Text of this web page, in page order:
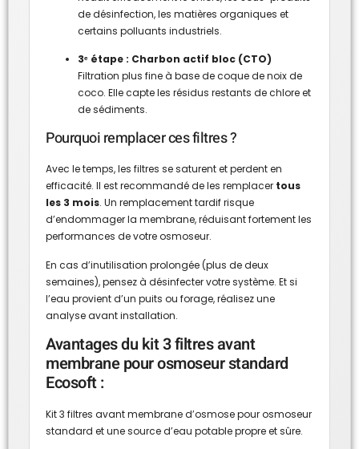
de désinfection, les matières organiques et
certains polluants industriels.
3ᵉ étape : Charbon actif bloc (CTO)
Filtration plus fine à base de coque de noix de
coco. Elle capte les résidus restants de chlore et
de sédiments.
Pourquoi remplacer ces filtres ?
Avec le temps, les filtres se saturent et perdent en
efficacité. Il est recommandé de les remplacer tous
les 3 mois. Un remplacement tardif risque
d’endommager la membrane, réduisant fortement les
performances de votre osmoseur.
En cas d’inutilisation prolongée (plus de deux
semaines), pensez à désinfecter votre système. Et si
l’eau provient d’un puits ou forage, réalisez une
analyse avant installation.
Avantages du kit 3 filtres avant
membrane pour osmoseur standard
Ecosoft :
Kit 3 filtres avant membrane d’osmose pour osmoseur
standard et une source d’eau potable propre et sûre.